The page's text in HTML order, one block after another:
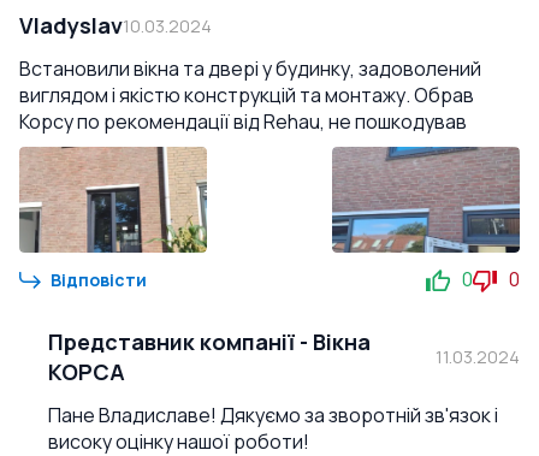
Vladyslav10.03.2024
Встановили вікна та двері у будинку, задоволений
виглядом і якістю конструкцій та монтажу. Обрав
Корсу по рекомендації від Rehau, не пошкодував
Відповісти 0 0
Представник компанії - Вікна
КОРСА
11.03.2024
Пане Владиславе! Дякуємо за зворотній зв'язок і
високу оцінку нашої роботи!